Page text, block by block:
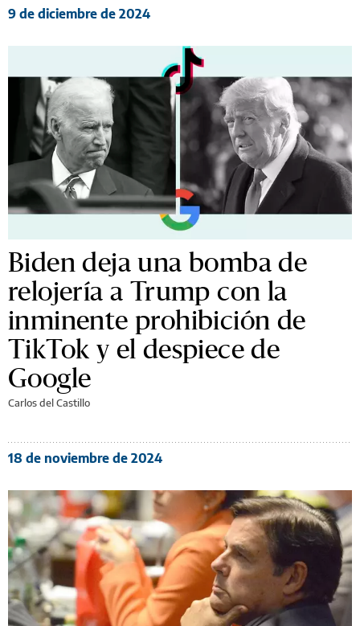
9 de diciembre de 2024
Biden deja una bomba de
relojería a Trump con la
inminente prohibición de
TikTok y el despiece de
Google
Carlos del Castillo
18 de noviembre de 2024